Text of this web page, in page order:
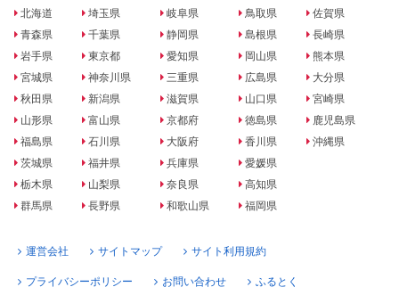
北海道
青森県
岩手県
宮城県
秋田県
山形県
福島県
茨城県
栃木県
群馬県
埼玉県
千葉県
東京都
神奈川県
新潟県
富山県
石川県
福井県
山梨県
長野県
岐阜県
静岡県
愛知県
三重県
滋賀県
京都府
大阪府
兵庫県
奈良県
和歌山県
鳥取県
島根県
岡山県
広島県
山口県
徳島県
香川県
愛媛県
高知県
福岡県
佐賀県
長崎県
熊本県
大分県
宮崎県
鹿児島県
沖縄県
運営会社 サイトマップ サイト利用規約
プライバシーポリシー お問い合わせ ふるとく